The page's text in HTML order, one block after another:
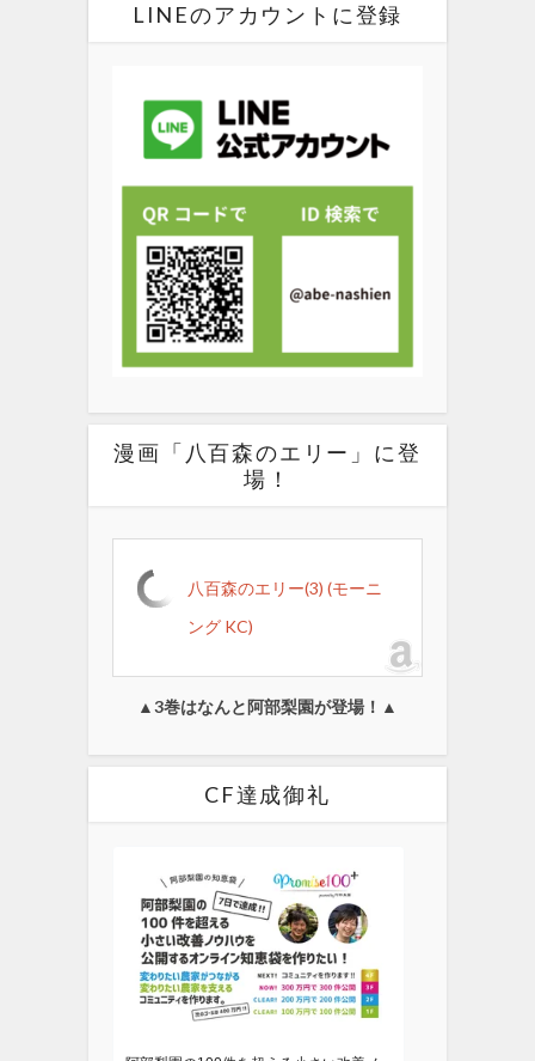
LINEのアカウントに登録
漫画「八百森のエリー」に登
場！
八百森のエリー(3) (モーニ
ング KC)
▲3巻はなんと阿部梨園が登場！▲
CF達成御礼